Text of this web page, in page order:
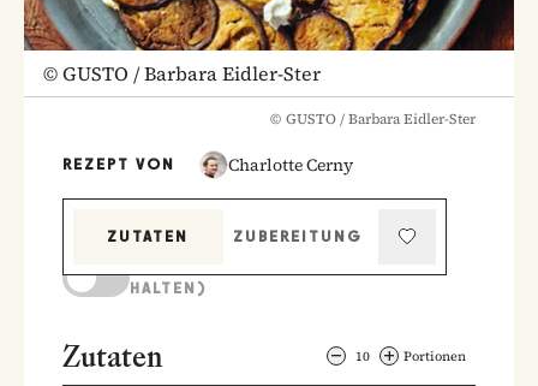
©GUSTO / Barbara Eidler-Ster
© GUSTO / Barbara Eidler-Ster
REZEPT VON Charlotte Cerny
ZUTATEN
ZUBEREITUNG
HALTEN)
Zutaten 10 Portionen